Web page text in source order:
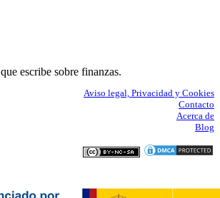
que escribe sobre finanzas.
Aviso legal, Privacidad y Cookies
Contacto
Acerca de
Blog